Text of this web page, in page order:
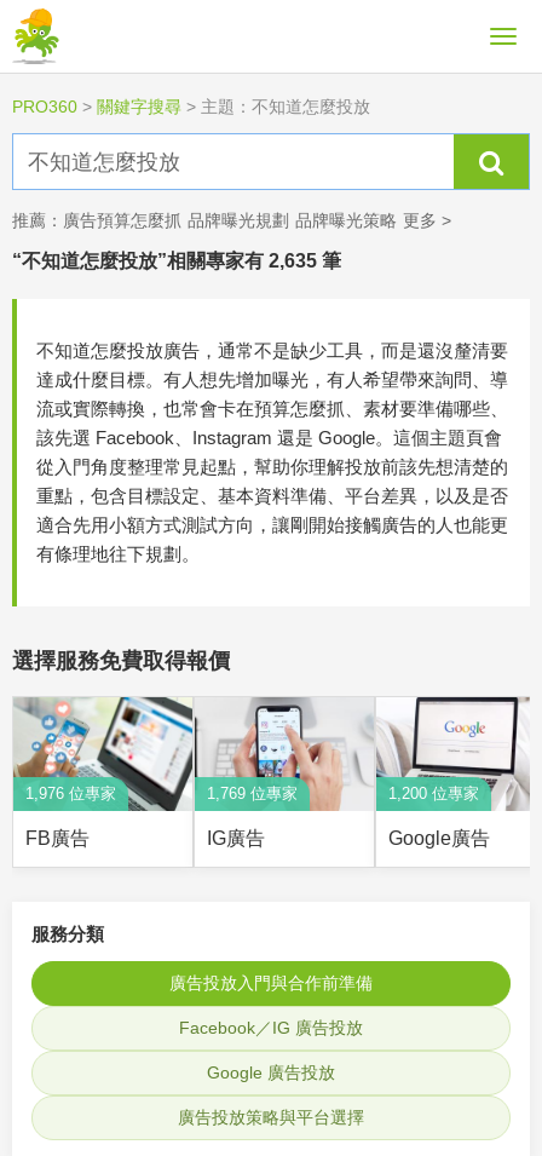
PRO360 > 關鍵字搜尋 > 主題：不知道怎麼投放
推薦： 廣告預算怎麼抓 品牌曝光規劃 品牌曝光策略 更多 >
“不知道怎麼投放”相關專家有 2,635 筆
不知道怎麼投放廣告，通常不是缺少工具，而是還沒釐清要
達成什麼目標。有人想先增加曝光，有人希望帶來詢問、導
流或實際轉換，也常會卡在預算怎麼抓、素材要準備哪些、
該先選 Facebook、Instagram 還是 Google。這個主題頁會
從入門角度整理常見起點，幫助你理解投放前該先想清楚的
重點，包含目標設定、基本資料準備、平台差異，以及是否
適合先用小額方式測試方向，讓剛開始接觸廣告的人也能更
有條理地往下規劃。
選擇服務免費取得報價
1,976 位專家
FB廣告
1,769 位專家
IG廣告
1,200 位專家
Google廣告
服務分類
廣告投放入門與合作前準備
Facebook／IG 廣告投放
Google 廣告投放
廣告投放策略與平台選擇